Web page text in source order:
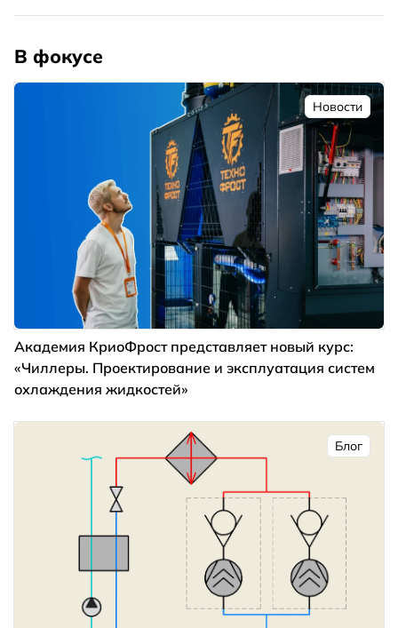
В фокусе
Новости
Академия КриоФрост представляет новый курс:
«Чиллеры. Проектирование и эксплуатация систем
охлаждения жидкостей»
Блог